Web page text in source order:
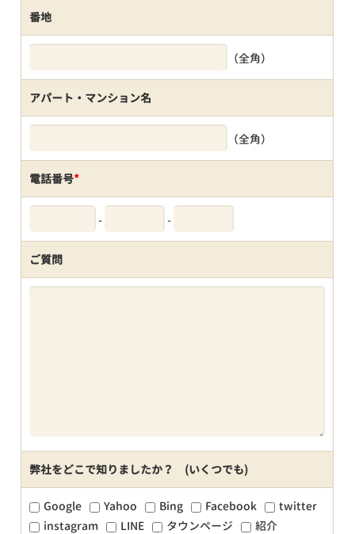
番地
（全角）
アパート・マンション名
（全角）
電話番号*
- -
ご質問
弊社をどこで知りましたか？ (いくつでも)
Google Yahoo Bing Facebook
twitter
instagram
LINE タウンページ
紹介